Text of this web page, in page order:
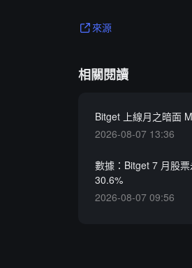
來源
相關閱讀
Bitget 上線月之暗面
2026-08-07 13:36
數據：Bitget 7 月股
30.6%
2026-08-07 09:56